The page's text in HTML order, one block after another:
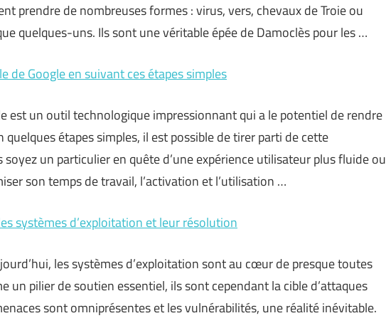
prendre de nombreuses formes : virus, vers, chevaux de Troie ou
quelques-uns. Ils sont une véritable épée de Damoclès pour les …
de Google en suivant ces étapes simples
est un outil technologique impressionnant qui a le potentiel de rendre
étapes simples, il est possible de tirer parti de cette
un particulier en quête d’une expérience utilisateur plus fluide ou
son temps de travail, l’activation et l’utilisation …
systèmes d’exploitation et leur résolution
les systèmes d’exploitation sont au cœur de presque toutes
un pilier de soutien essentiel, ils sont cependant la cible d’attaques
sont omniprésentes et les vulnérabilités, une réalité inévitable.